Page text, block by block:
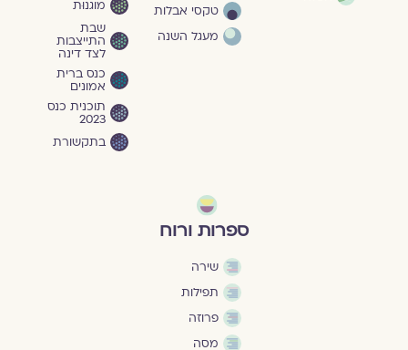
טקסי אבלות
מעגל השנה
מוגנוּת
שבת
התייצבות
לצד דינה
כנס ברית
אמונים
תוכנית כנס
2023
בתקשורת
ספרות ורוח
שירה
תפילות
פרוזה
מסה